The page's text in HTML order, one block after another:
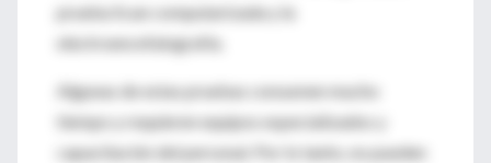
prueba Scan computarizada y la
electroencefalografía.
Algunas de estas pruebas consumen mucho
tiempo y requieren equipos especializados y
capacitación del personal. Por lo tanto, no pueden